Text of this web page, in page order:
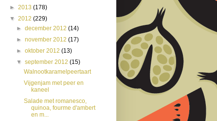
► 2013 (178)
▼ 2012 (229)
►december 2012(14)
►november 2012(17)
►oktober 2012(13)
▼september 2012(15)
Walnootkaramelpeertaart
Vijgenjam met peer en
kaneel
Salade met romanesco,
quinoa, fourme d'ambert
en m...